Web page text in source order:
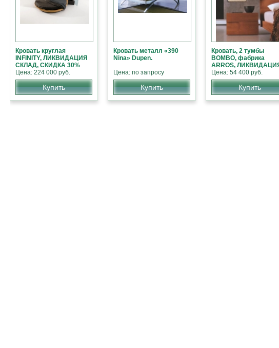
Кровать круглая
INFINITY, ЛИКВИДАЦИЯ
СКЛАД, СКИДКА 30%
Цена: 224 000 руб.
Купить
Кровать металл «390
Nina» Dupen.
Цена: по запросу
Купить
Кровать, 2 тумбы
BOMBO, фабрика
ARROS,
СКЛАД, СКИДКА 40%
Цена: 54 400 руб.
Купить